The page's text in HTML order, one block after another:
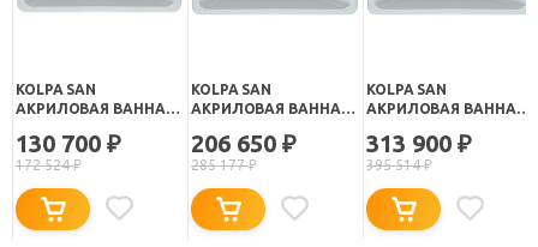
KOLPA SAN
АКРИЛОВАЯ ВАННА
130 700 ₽
172 524₽
KOLPA SAN
АКРИЛОВАЯ ВАННА
206 650 ₽
285 177₽
KOLPA SAN
АКРИЛОВАЯ ВАННА
313 900 ₽
395 514₽